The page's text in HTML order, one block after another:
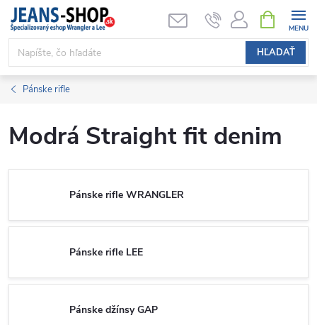
Prejsť
obsah
HĽADAŤ
KOŠÍK
Pánske rifle
Modrá Straight fit denim
Pánske rifle WRANGLER
Pánske rifle LEE
Pánske džínsy GAP